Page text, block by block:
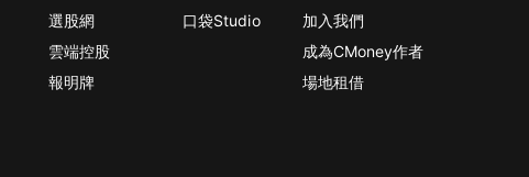
選股網
雲端控股
報明牌
口袋Studio
加入我們
成為CMoney作者
場地租借